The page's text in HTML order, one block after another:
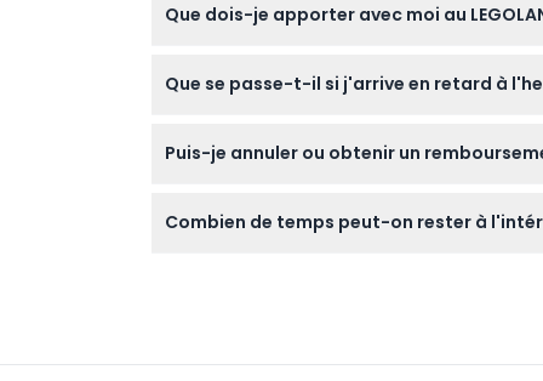
peuvent entrer seuls avec une pièce
Que dois-je apporter avec moi au
confortables sont recommandés pour un
Que se passe-t-il si j'arrive en retard à
Puis-je annuler ou obtenir un
Combien de temps peut-on rester à